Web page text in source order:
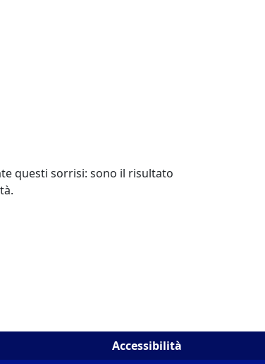
questi sorrisi: sono il risultato
Accessibilità